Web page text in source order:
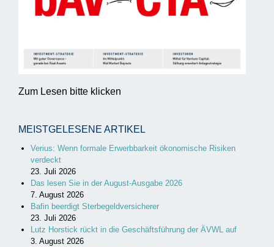
Zum Lesen bitte klicken
MEISTGELESENE ARTIKEL
Verius: Wenn formale Erwerbbarkeit ökonomische Risiken
verdeckt
23. Juli 2026
Das lesen Sie in der August-Ausgabe 2026
7. August 2026
Bafin beerdigt Sterbegeldversicherer
23. Juli 2026
Lutz Horstick rückt in die Geschäftsführung der ÄVWL auf
3. August 2026